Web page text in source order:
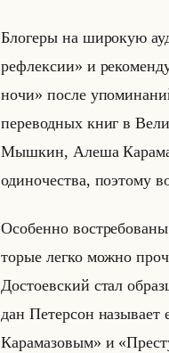
Бло­ге­ры на ши­ро­кую
рефлексии» и
ночи» после
пе­ре­вод­ных книг в
Мыш­кин, Алеша
оди­но­че­ства, по­это­му
Осо­бен­но
то­рые легко можно
До­сто­ев­ский стал
дан Пе­тер­сон на­зы­ва­ет
Карамазовым» и